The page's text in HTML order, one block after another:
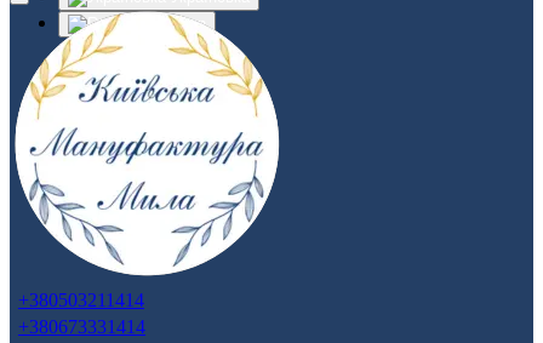
Russian
Закладки (0)
Порівняння товарів (0)
Зв'язатися з нами
Авторизація
Реєстрація
+380503211414
+380673331414